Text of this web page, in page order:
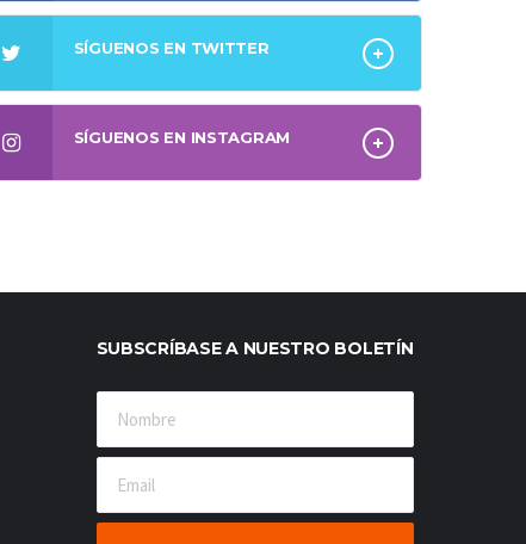
SÍGUENOS EN TWITTER
SÍGUENOS EN INSTAGRAM
SUBSCRÍBASE A NUESTRO BOLETÍN